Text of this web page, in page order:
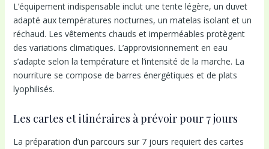
L’équipement indispensable inclut une tente légère, un duvet
adapté aux températures nocturnes, un matelas isolant et un
réchaud. Les vêtements chauds et imperméables protègent
des variations climatiques. L’approvisionnement en eau
s’adapte selon la température et l’intensité de la marche. La
nourriture se compose de barres énergétiques et de plats
lyophilisés.
Les cartes et itinéraires à prévoir pour 7 jours
La préparation d’un parcours sur 7 jours requiert des cartes